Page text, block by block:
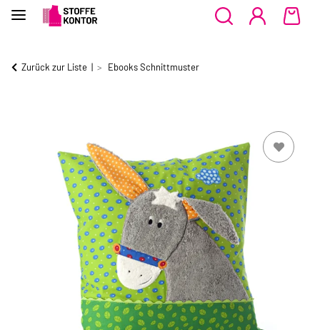
Zurück zur Liste Ebooks Schnittmuster